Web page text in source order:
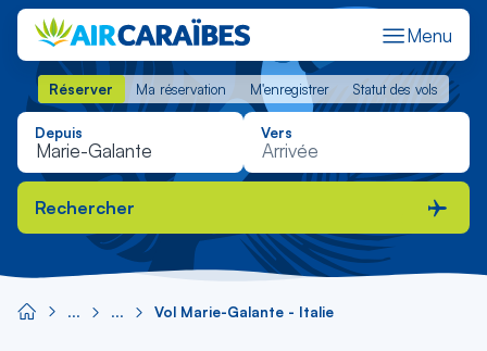
Menu
Réserver Ma réservation M'enregistrer Statut des vols
Réserver Ma réservation M'enregistrer Statut des vols
Depuis Vers
Rechercher
Vol Marie-Galante - Italie